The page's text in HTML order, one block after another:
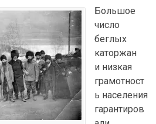
Большое
число
беглых
каторжан
и низкая
грамотност
ь населения
гарантиров